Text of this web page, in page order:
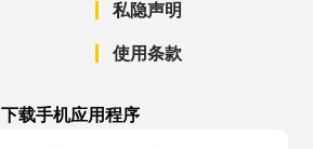
私隐声明
使用条款
下载手机应用程序